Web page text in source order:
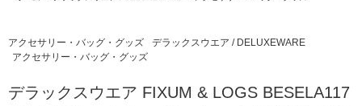
アクセサリー・バッグ・グッズ
デラックスウエア / DELUXEWARE
アクセサリー・バッグ・グッズ
デラックスウエア FIXUM & LOGS BESELA117